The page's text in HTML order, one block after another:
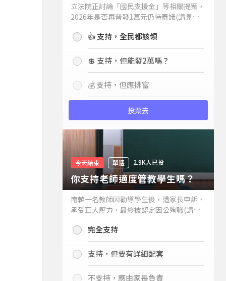
立法院正討論「國民支援金」等相關提案，
2026年是否再普發1萬元仍待審議(請見下
持嗎？👍 支持，全民都該領
💲 支持，但能發2萬嗎？
💰 支持，但應排富
投票去
今天結束 單選 2.9K人已投
你支持老師適度管教學生嗎？
南韓一名教師因勸導學生後，遭家長申訴、
承受巨大壓力，最終被認定因公殉職(請見
你支持老師適度管教學生嗎？
完全支持
支持，但要有詳細配套
不支持，應由家長負責